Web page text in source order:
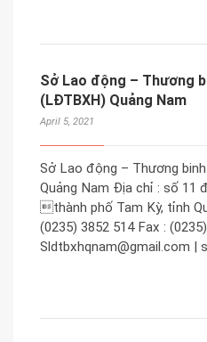
Sở Lao động – Thương
(LĐTBXH) Quảng Nam
April 5, 2021
Sở Lao động – Thương
Quảng Nam Địa chỉ : số 11
thành phố Tam Kỳ, tỉnh
(0235) 3852 514 Fax :
Sldtbxhqnam@gmail.com |